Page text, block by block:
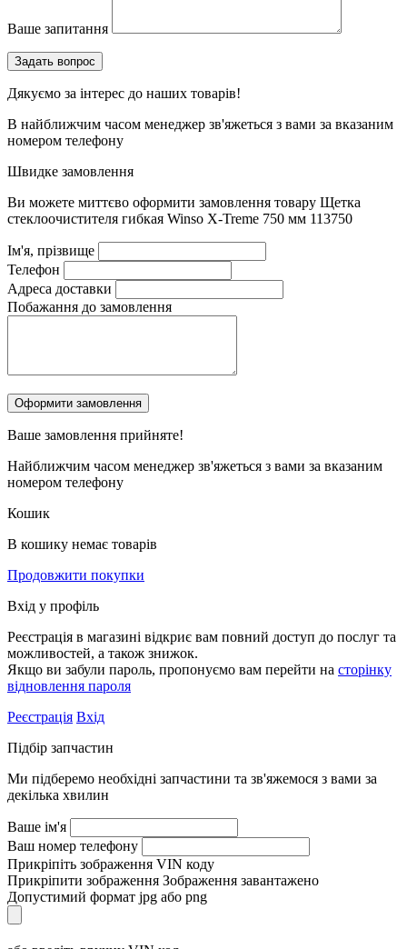
Ваше запитання
Дякуємо за інтерес до наших товарів!
В найближчим часом менеджер зв'яжеться з вами за вказаним
номером телефону
Швидке замовлення
Ви можете миттєво оформити замовлення товару Щетка
стеклоочистителя гибкая Winso X-Treme 750 мм 113750
Ім'я, прізвище
Телефон
Адреса доставки
Побажання до замовлення
Ваше замовлення прийняте!
Найближчим часом менеджер зв'яжеться з вами за вказаним
номером телефону
Кошик
В кошику немає товарів
Продовжити покупки
Вхід у профіль
Реєстрація в магазині відкриє вам повний доступ до послуг та
можливостей, а також знижок.
Якщо ви забули пароль, пропонуємо вам перейти на сторінку
відновлення пароля
Реєстрація Вхід
Підбір запчастин
Ми підберемо необхідні запчастини та зв'яжемося з вами за
декілька хвилин
Ваше ім'я
Ваш номер телефону
Прикріпіть зображення VIN коду
Прикріпити зображення Зображення завантажено
Допустимий формат jpg або png